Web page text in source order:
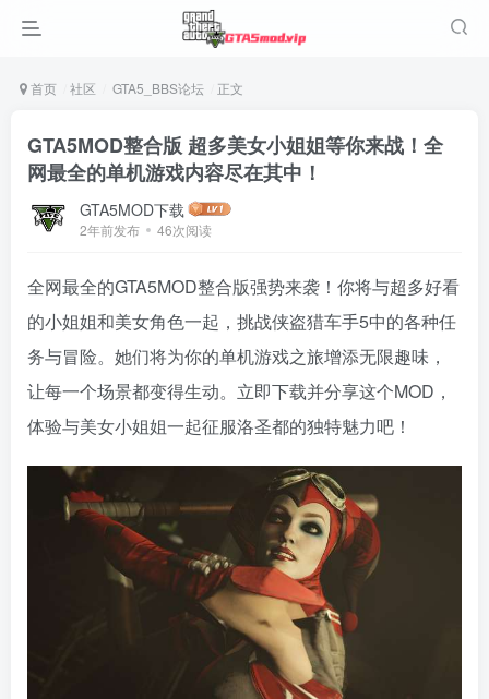
首页 社区 GTA5_BBS论坛 正文
GTA5MOD整合版 超多美女小姐姐等你来战！全
网最全的单机游戏内容尽在其中！
GTA5MOD下载
2年前发布 46次阅读
全网最全的GTA5MOD整合版强势来袭！你将与超多好看
的小姐姐和美女角色一起，挑战侠盗猎车手5中的各种任
务与冒险。她们将为你的单机游戏之旅增添无限趣味，
让每一个场景都变得生动。立即下载并分享这个MOD，
体验与美女小姐姐一起征服洛圣都的独特魅力吧！